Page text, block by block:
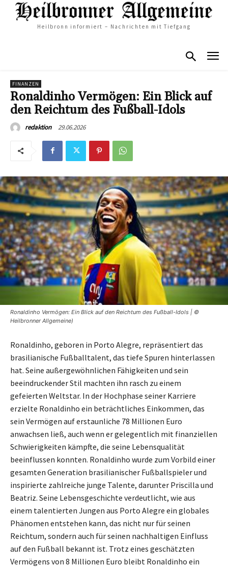
Heilbronn informiert – Nachrichten mit Tiefgang
FINANZEN
Ronaldinho Vermögen: Ein Blick auf
den Reichtum des Fußball-Idols
redaktion 29.06.2026
Ronaldinho Vermögen: Ein Blick auf den Reichtum des Fußball-Idols | ©
Heilbronner Allgemeine)
Ronaldinho, geboren in Porto Alegre, repräsentiert das
brasilianische Fußballtalent, das tiefe Spuren hinterlassen
hat. Seine außergewöhnlichen Fähigkeiten und sein
beeindruckender Stil machten ihn rasch zu einem
gefeierten Weltstar. In der Hochphase seiner Karriere
erzielte Ronaldinho ein beträchtliches Einkommen, das
sein Vermögen auf erstaunliche 78 Millionen Euro
anwachsen ließ, auch wenn er gelegentlich mit finanziellen
Schwierigkeiten kämpfte, die seine Lebensqualität
beeinflussen konnten. Ronaldinho wurde zum Vorbild einer
gesamten Generation brasilianischer Fußballspieler und
inspirierte zahlreiche junge Talente, darunter Priscilla und
Beatriz. Seine Lebensgeschichte verdeutlicht, wie aus
einem talentierten Jungen aus Porto Alegre ein globales
Phänomen entstehen kann, das nicht nur für seinen
Reichtum, sondern auch für seinen nachhaltigen Einfluss
auf den Fußball bekannt ist. Trotz eines geschätzten
Vermögens von 8 Millionen Euro bleibt Ronaldinho ein